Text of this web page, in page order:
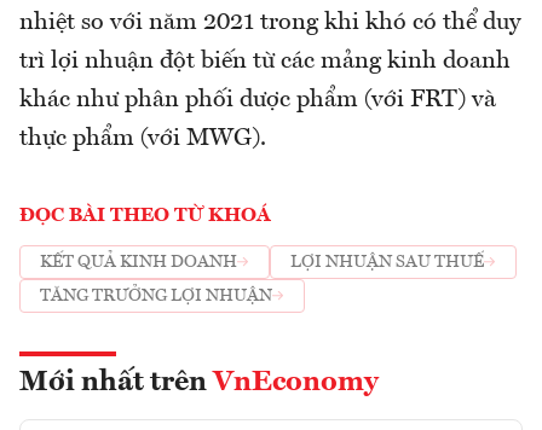
nhiệt so với năm 2021 trong khi khó có thể duy
trì lợi nhuận đột biến từ các mảng kinh doanh
khác như phân phối dược phẩm (với FRT) và
thực phẩm (với MWG).
ĐỌC BÀI THEO TỪ KHOÁ
KẾT QUẢ KINH DOANH
LỢI NHUẬN SAU THUẾ
TĂNG TRƯỞNG LỢI NHUẬN
Mới nhất trên VnEconomy